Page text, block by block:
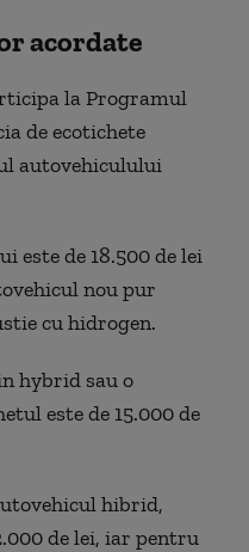
acordate
la Programul
de ecotichete
autovehiculului
este de 18.500 de lei
nou pur
cu hidrogen.
hybrid sau o
este de 15.000 de
hibrid,
de lei, iar pentru